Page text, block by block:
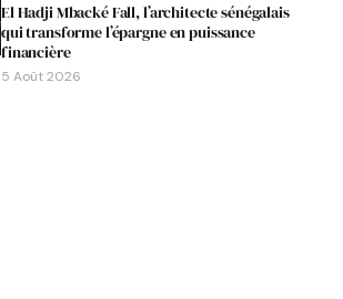
El Hadji Mbacké Fall, l’architecte sénégalais
qui transforme l’épargne en puissance
financière
5 Août 2026